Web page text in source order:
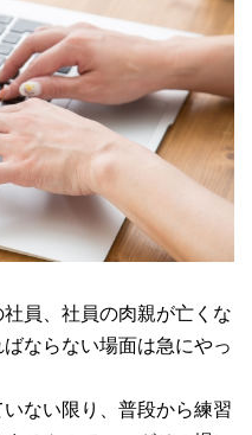
員、社員の肉親が亡くな
ならない場面は急にやっ
ない限り、普段から練習